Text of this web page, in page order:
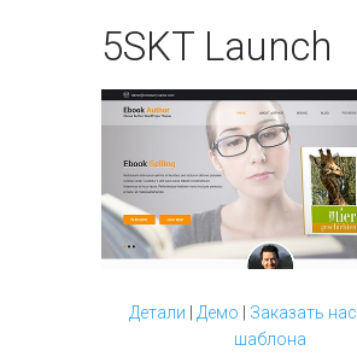
5SKT Launch
Детали Демо
Заказать
шаблона